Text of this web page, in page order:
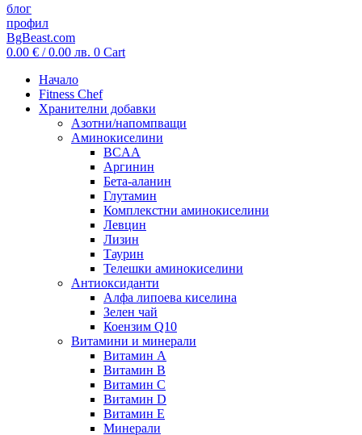
блог
профил
BgBeast.com
0.00 € / 0.00 лв. 0 Cart
Начало
Fitness Chef
Хранителни добавки
Азотни/напомпващи
Аминокиселини
BCAA
Аргинин
Бета-аланин
Глутамин
Комплекстни аминокиселини
Левцин
Лизин
Таурин
Телешки аминокиселини
Антиоксиданти
Алфа липоева киселина
Зелен чай
Коензим Q10
Витамини и минерали
Витамин А
Витамин B
Витамин C
Витамин D
Витамин E
Минерали